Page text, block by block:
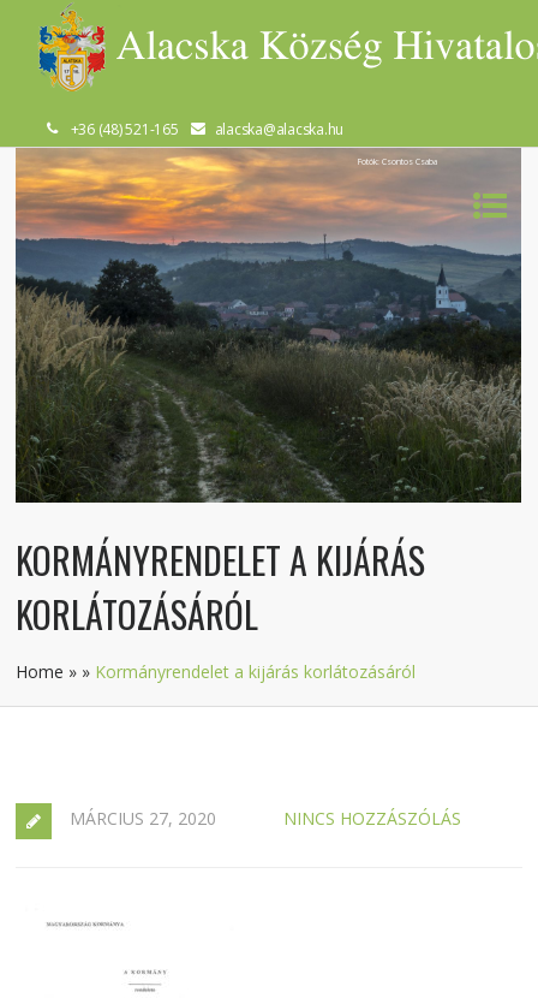
+36 (48) 521-165 alacska@alacska.hu
Fotók: Csontos Csaba
KORMÁNYRENDELET A KIJÁRÁS
KORLÁTOZÁSÁRÓL
Home » » Kormányrendelet a kijárás korlátozásáról
MÁRCIUS 27, 2020 NINCS HOZZÁSZÓLÁS